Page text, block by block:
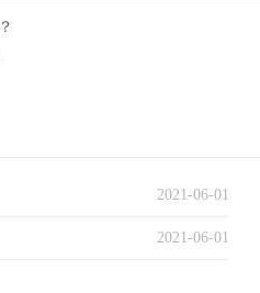
2021-06-01
2021-06-01